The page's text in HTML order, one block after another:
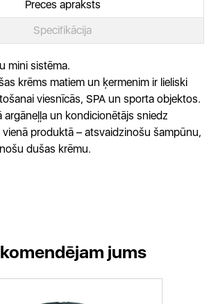
Preces apraksts
Specifikācija
mini sistēma.
krēms matiem un ķermenim ir lieliski
viesnīcās, SPA un sporta objektos.
argāneļļa un kondicionētājs sniedz
produktā – atsvaidzinošu šampūnu,
dušas krēmu.
jums